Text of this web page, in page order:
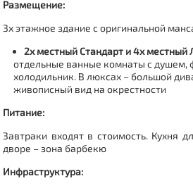
Размещение:
3х этажное зданиес оригинальной
2х местный Стандарт и 4х местный
отдельные ванные комнаты с душем,
холодильник. В люксах – большой
живописный вид на окрестности
Питание:
Завтраки входят в стоимость. Кухня
дворе – зона барбекю
Инфраструктура: